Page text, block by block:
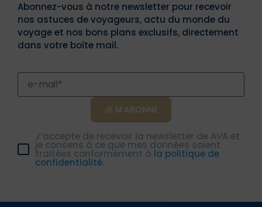
Abonnez-vous à notre newsletter pour recevoir
nos astuces de voyageurs, actu du monde du
voyage et nos bons plans exclusifs, directement
dans votre boîte mail.
J’accepte de recevoir la newsletter de AVA et
je consens à ce que mes données soient
traitées conformément à la politique de
confidentialité.